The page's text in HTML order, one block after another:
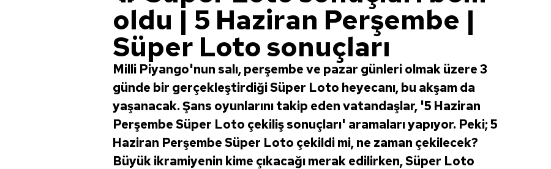
oldu | 5 Haziran Perşembe |
Süper Loto sonuçları
Milli Piyango'nun salı, perşembe ve pazar günleri olmak üzere 3
günde bir gerçekleştirdiği Süper Loto heyecanı, bu akşam da
yaşanacak. Şans oyunlarını takip eden vatandaşlar, '5 Haziran
Perşembe Süper Loto çekiliş sonuçları' aramaları yapıyor. Peki; 5
Haziran Perşembe Süper Loto çekildi mi, ne zaman çekilecek?
Büyük ikramiyenin kime çıkacağı merak edilirken, Süper Loto